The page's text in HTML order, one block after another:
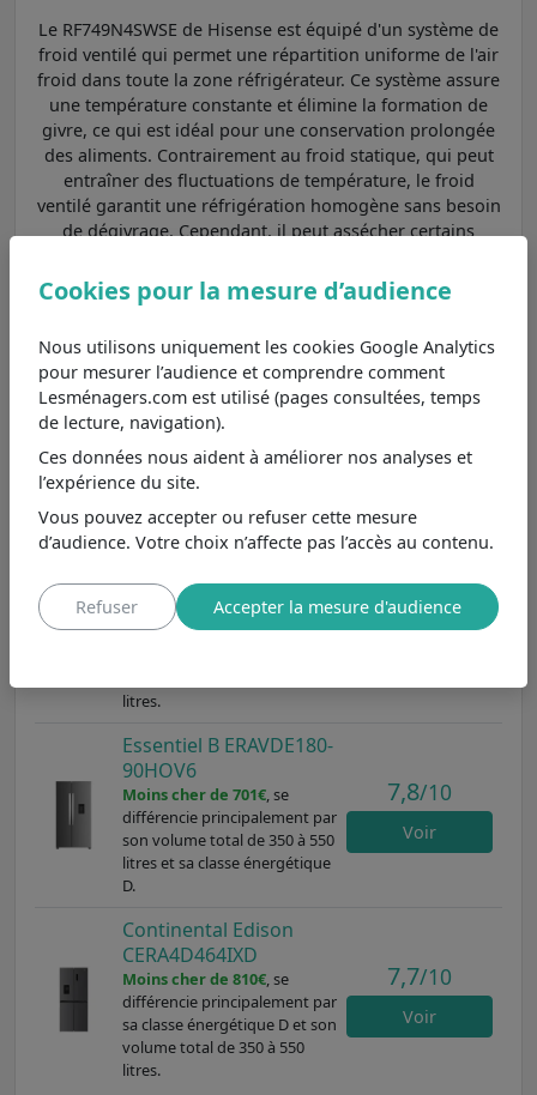
Le RF749N4SWSE de Hisense est équipé d'un système de
froid ventilé qui permet une répartition uniforme de l'air
froid dans toute la zone réfrigérateur. Ce système assure
une température constante et élimine la formation de
givre, ce qui est idéal pour une conservation prolongée
des aliments. Contrairement au froid statique, qui peut
entraîner des fluctuations de température, le froid
ventilé garantit une réfrigération homogène sans besoin
de dégivrage. Cependant, il peut assécher certains
que le froid brassé gère mieux grâce à un taux
d'humidité plus élevé. Le RF749N4SWSE de Hisense est
réfrigération facile à entretenir et performante.
Parmi lesréfrigérateurs américains à froid ventilé
dans les autres marques et aux caractéristiques
principales les plus proches, nous pouvons le comparer
aux modèles CERA532NFIXD
CERA4D464IXD
.
CERA532NFIXD
Moins cher de 800€, se
différencie principalement par
litres.
7,6/10
Essentiel B ERAVDE180-
90HOV6
Moins cher de 701€, se
différencie principalement par
son volume total de 350 à 550
litres et sa classe énergétique
D.
7,8/10
Voir
Continental Edison
CERA4D464IXD
Moins cher de 810€, se
différencie principalement par
sa classe énergétique D et son
volume total de 350 à 550
litres.
7,7/10
Voir
Cookies pour la mesure d’audience
Nous utilisons uniquement les cookies Google Analytics
pour mesurer l’audience et comprendre comment
Lesménagers.com est utilisé (pages consultées, temps
de lecture, navigation).
Ces données nous aident à améliorer nos analyses et
l’expérience du site.
Vous pouvez accepter ou refuser cette mesure
d’audience. Votre choix n’affecte pas l’accès au contenu.
Refuser Accepter la mesure d'audience